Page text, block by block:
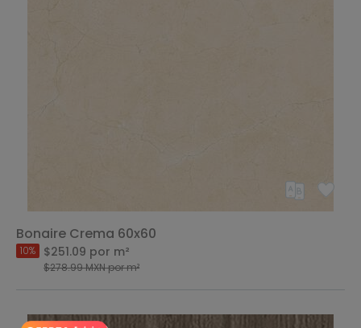
Bonaire Crema 60x60
10% $251.09 por m²
$278.99MXNpor m²